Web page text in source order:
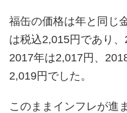
福缶の価格は年と同じ
は税込2,015円であり、
2017年は2,017円、
2,019円でした。
このままインフレが進